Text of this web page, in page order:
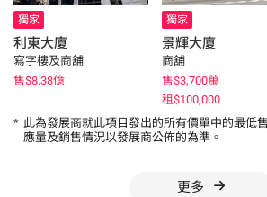
獨家
利東大廈
寫字樓及商舖
售$8.38億
獨家
景輝大廈
商舖
售$3,700萬
租$100,000
* 此為發展商就此項目發出的所有價單中的最低
應量及銷售情況以發展商公佈的為準。
更多